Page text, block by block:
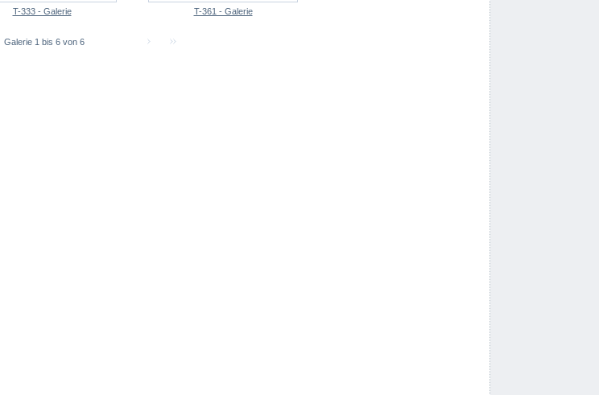
T-333 - Galerie T-361 - Galerie
Galerie 1 bis 6 von 6